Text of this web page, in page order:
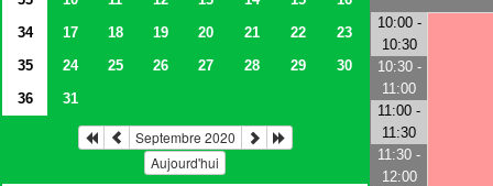
34
17 18 19 20 21 22
23
35
24 25 26 27 28 29
30
36
31
Septembre 2020
Aujourd'hui
10:00 -
10:30
10:30 -
11:00
11:00 -
11:30
11:30 -
12:00